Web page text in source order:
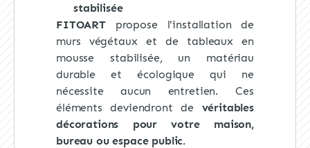
stabilisée
FITOARTpropose l'installation de
murs végétaux et de tableaux en
mousse stabilisée, un matériau
durable et écologique qui ne
nécessite aucun entretien. Ces
éléments deviendront de véritables
décorations pour votre maison,
bureau ou espace public.